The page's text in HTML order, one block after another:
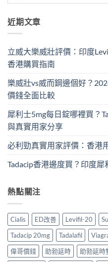
近期文章
立威大樂威壯評價：印度
香港購買指南
樂威壯vs威而鋼邊個好？
價錢全面比較
犀利士5mg每日錠哪裡買？
與真實用家分享
必利勁真實用家評價：香港
Tadacip香港邊度買？印度
熱點關注
Cialis ED改善 Levifil-20
Tadacip 20mg
Tadalafil
偉哥價錢
助勃延時 助勃延時